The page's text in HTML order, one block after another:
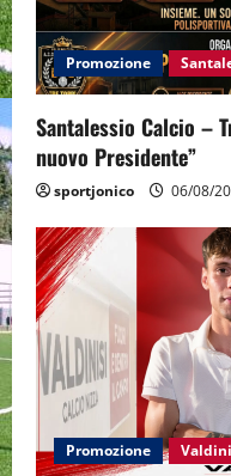
Promozione
Santalessio Calcio –
nuovo Presidente”
sportjonico 06/08/
Promozione